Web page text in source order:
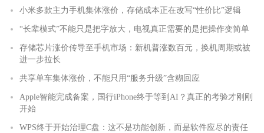
小米多款主力手机集体涨价，存储成本正在改写“性价比”逻辑
“长辈模式”不能只是把字放大，电视真正需要的是把操作变简单
存储芯片涨价传导至手机市场：新机普涨数百元，换机周期或被
进一步拉长
共享单车集体涨价，不能只用“服务升级”含糊回应
Apple智能完成备案，国行iPhone终于等到AI？真正的考验才刚刚
开始
WPS终于开始治理C盘：这不是功能创新，而是软件应尽的责任